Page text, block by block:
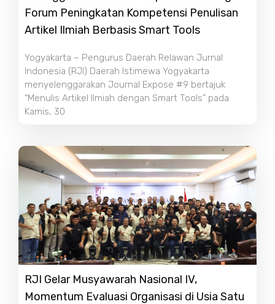
Forum Peningkatan Kompetensi Penulisan
Artikel Ilmiah Berbasis Smart Tools
Yogyakarta – Pengurus Daerah Relawan Jurnal
Indonesia (RJI) Daerah Istimewa Yogyakarta
menyelenggarakan Journal Expose #9 bertajuk
“Menulis Artikel Ilmiah dengan Smart Tools” pada
Kamis, 30
RJI Gelar Musyawarah Nasional IV,
Momentum Evaluasi Organisasi di Usia Satu